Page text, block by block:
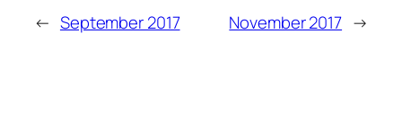
← September 2017 November 2017 →